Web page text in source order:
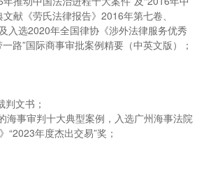
献《劳氏法律报告》2016年第七卷、
入选2020年全国律协《涉外法律服务优秀
路”国际商事审批案例精要（中英文版）；
文书；
事审判十大典型案例，入选广州海事法院
年度杰出交易”奖；